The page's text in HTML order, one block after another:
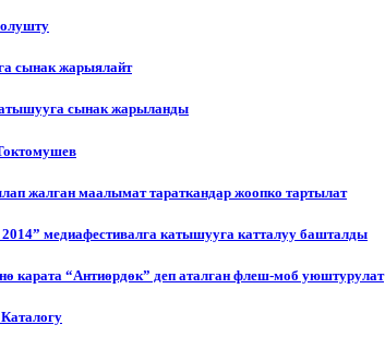
сынак жарыялайт
сынак жарыланды
жалган маалымат тараткандар жоопко тартылат
медиафестивалга катышууга катталуу башталды
карата “Антиөрдөк” деп аталган флеш-моб уюштурулат